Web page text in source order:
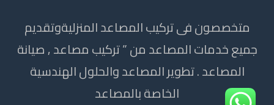
متخصصون فى تركيب المصاعد المنزليةوتقديم
جميع خدمات المصاعد من ” تركيب مصاعد , صيانة
المصاعد . تطوير المصاعد والحلول الهندسية
الخاصة بالمصاعد